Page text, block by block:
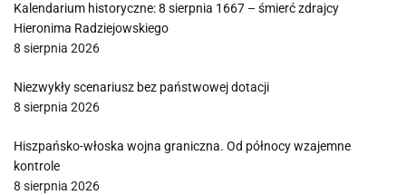
Kalendarium historyczne: 8 sierpnia 1667 – śmierć zdrajcy
Hieronima Radziejowskiego
8 sierpnia 2026
Niezwykły scenariusz bez państwowej dotacji
8 sierpnia 2026
Hiszpańsko-włoska wojna graniczna. Od północy wzajemne
kontrole
8 sierpnia 2026